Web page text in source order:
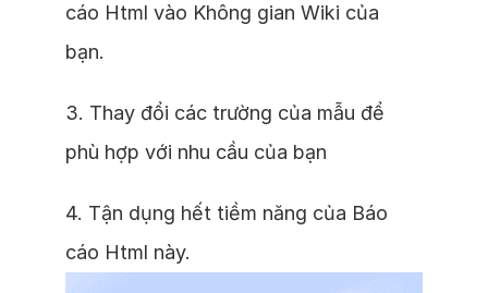
cáo Html vào Không gian Wiki của
bạn.
3. Thay đổi các trường của mẫu để
phù hợp với nhu cầu của bạn
4. Tận dụng hết tiềm năng của Báo
cáo Html này.